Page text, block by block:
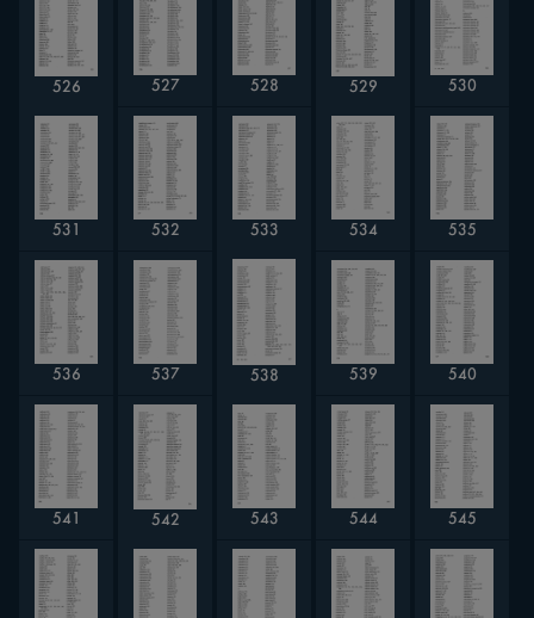
526 527 528 529 530
531 532 533 534 535
536 537 538 539 540
541 542 543 544 545